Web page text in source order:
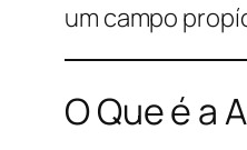
um campo
O Que é a